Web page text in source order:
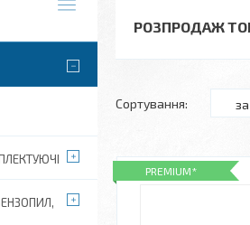
РОЗПРОДАЖ
PREMIUM*